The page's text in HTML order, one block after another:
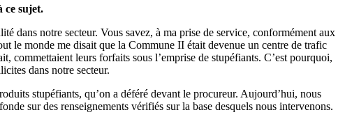
ce sujet.
dans notre secteur. Vous savez, à ma prise de service, conformément aux
le monde me disait que la Commune II était devenue un centre de trafic
commettaient leurs forfaits sous l’emprise de stupéfiants. C’est pourquoi,
dans notre secteur.
stupéfiants, qu’on a déféré devant le procureur. Aujourd’hui, nous
sur des renseignements vérifiés sur la base desquels nous intervenons.